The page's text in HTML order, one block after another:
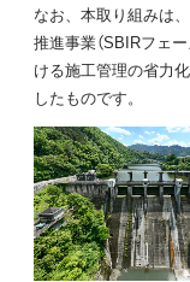
なお、本取り組みは
推進事業（SBIRフェ
ける施工管理の省力
したものです。